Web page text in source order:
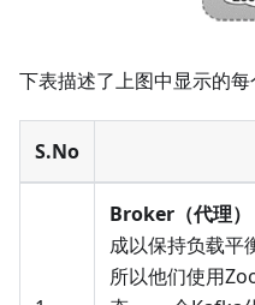
下表描述了上图中显示的每
S.No
Broker（代理）
成以保持负载平
所以他们使用